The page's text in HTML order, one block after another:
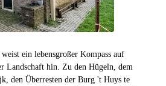
ein lebensgroßer Kompass auf
Landschaft hin. Zu den Hügeln, dem
den Überresten der Burg 't Huys te